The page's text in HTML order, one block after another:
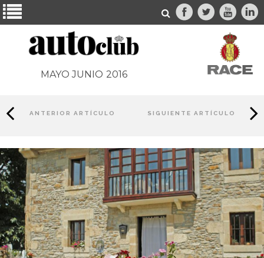
MAYO JUNIO 2016
ANTERIOR ARTÍCULO SIGUIENTE ARTÍCULO